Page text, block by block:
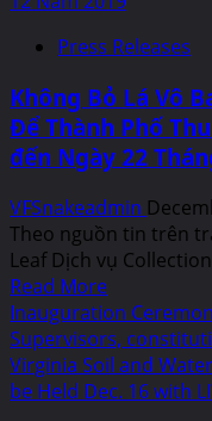
Nhắc:
Nghỉ
Mùa
Đông
FCPS
trong
Quận
Fairfax
là
từ
Ngày
23
Press Releases
Không Bỏ Lá Vô
Để Thành Phố
đến Ngày 22
VFSnakeadmin
Theo nguồn tin trên
Leaf Dịch vụ
Read MoreRead
more
about
Không
Bỏ
Inauguration
Supervisors,
Virginia Soil and
be Held Dec. 16 with